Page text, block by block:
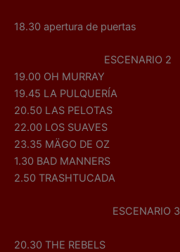
18.30 apertura de puertas
ESCENARIO 2
19.00 OH MURRAY
19.45 LA PULQUERÍA
20.50 LAS PELOTAS
22.00 LOS SUAVES
23.35 MÄGO DE OZ
1.30 BAD MANNERS
2.50 TRASHTUCADA
ESCENARIO 3
20.30 THE REBELS